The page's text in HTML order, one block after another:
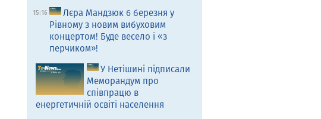
15:16
Лєра Мандзюк 6 березня у
Рівному з новим вибуховим
концертом! Буде весело і «з
перчиком»!
У Нетішині підписали
Меморандум про
співпрацю в
енергетичній освіті населення